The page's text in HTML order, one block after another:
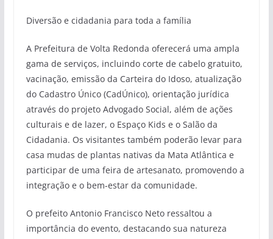
Diversão e cidadania para toda a família
A Prefeitura de Volta Redonda oferecerá uma ampla
gama de serviços, incluindo corte de cabelo gratuito,
vacinação, emissão da Carteira do Idoso, atualização
do Cadastro Único (CadÚnico), orientação jurídica
através do projeto Advogado Social, além de ações
culturais e de lazer, o Espaço Kids e o Salão da
Cidadania. Os visitantes também poderão levar para
casa mudas de plantas nativas da Mata Atlântica e
participar de uma feira de artesanato, promovendo a
integração e o bem-estar da comunidade.
O prefeito Antonio Francisco Neto ressaltou a
importância do evento, destacando sua natureza